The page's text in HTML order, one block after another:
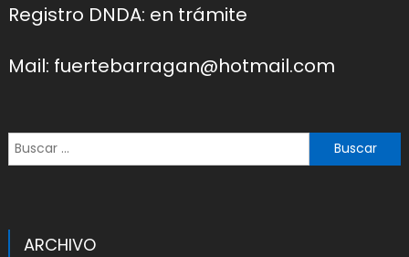
Registro DNDA: en trámite
Mail: fuertebarragan@hotmail.com
Buscar:
ARCHIVO